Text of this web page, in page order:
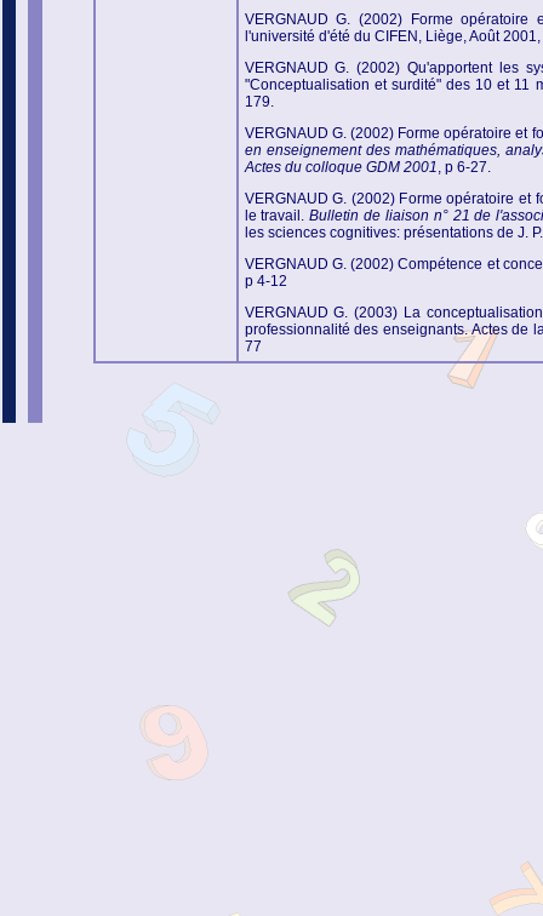
VERGNAUD G. (2002) Forme
l'université d'été du CIFEN, Liège, Août
VERGNAUD G. (2002) Qu'apportent les
"Conceptualisation et surdité" des 10 et 11
179.
VERGNAUD G. (2002) Forme opératoire et
en enseignement des mathématiques,
Actes du colloque GDM 2001, p 6-27.
VERGNAUD G. (2002) Forme opératoire et
le travail.Bulletin de liaison n° 21 de
les sciences cognitives: présentations de J.
VERGNAUD G. (2002) Compétence et
p 4-12
VERGNAUD G. (2003) La
professionnalité des enseignants. Actes de
77